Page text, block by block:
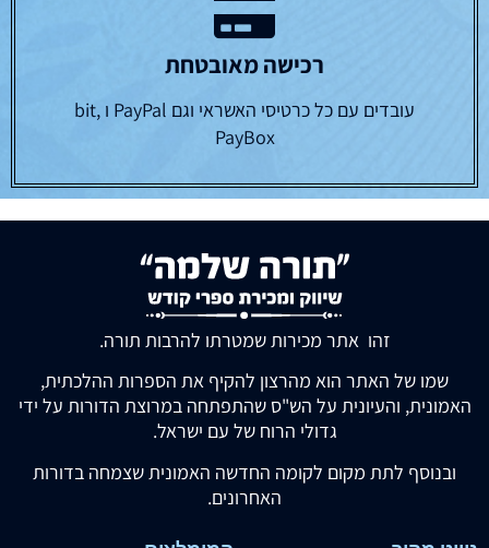
רכישה מאובטחת
עובדים עם כל כרטיסי האשראי וגם PayPal ו bit,
PayBox
זהו אתר מכירות שמטרתו להרבות תורה.
שמו של האתר הוא מהרצון להקיף את הספרות ההלכתית,
האמונית, והעיונית על הש"ס שהתפתחה במרוצת הדורות על ידי
גדולי הרוח של עם ישראל.
ובנוסף לתת מקום לקומה החדשה האמונית שצמחה בדורות
האחרונים.